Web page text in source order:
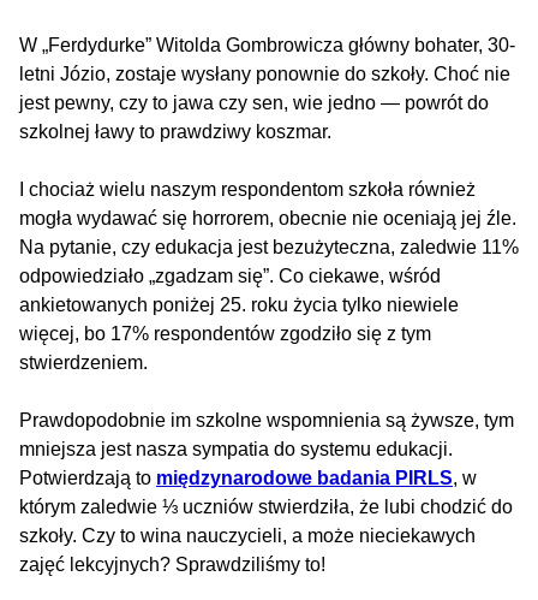
W „Ferdydurke” Witolda Gombrowicza główny bohater, 30-
letni Józio, zostaje wysłany ponownie do szkoły. Choć nie
jest pewny, czy to jawa czy sen, wie jedno — powrót do
szkolnej ławy to prawdziwy koszmar.
I chociaż wielu naszym respondentom szkoła również
mogła wydawać się horrorem, obecnie nie oceniają jej źle.
Na pytanie, czy edukacja jest bezużyteczna, zaledwie 11%
odpowiedziało „zgadzam się”. Co ciekawe, wśród
ankietowanych poniżej 25. roku życia tylko niewiele
więcej, bo 17% respondentów zgodziło się z tym
stwierdzeniem.
Prawdopodobnie im szkolne wspomnienia są żywsze, tym
mniejsza jest nasza sympatia do systemu edukacji.
Potwierdzają to międzynarodowe badania PIRLS, w
którym zaledwie ⅓ uczniów stwierdziła, że lubi chodzić do
szkoły. Czy to wina nauczycieli, a może nieciekawych
zajęć lekcyjnych? Sprawdziliśmy to!